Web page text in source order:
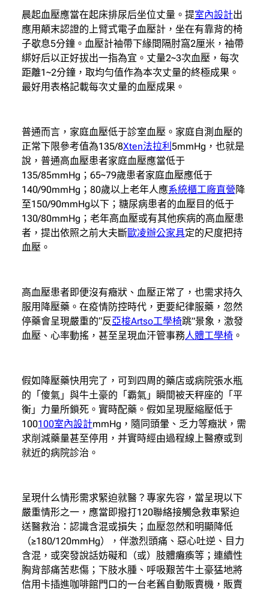
晨起血壓應當在起床排尿后坐位丈量。提室內設計出
應用顛末認證的上臂式電子血壓計，坐在有靠背的椅
子歇息5分鐘。血壓計袖帶下緣間隔肘窩2厘米，袖帶
綁好后以正好拔出一指為宜。丈量2~3次血壓，每次
距離1~2分鐘，取均勻值作為本次丈量的終極成果。
最好用表格記載每次丈量的血壓成果。
普通而言，家庭血壓低于診室血壓。家庭自測血壓的
正常下限參考值為135/8Xten法拉利 5mmHg，也就是
說，普通高血壓患者家庭血壓應當低于
135/85mmHg；65~79歲患者家庭血壓應低于
140/90mmHg；80歲以上老年人應系統櫃工廠直營降
至150/90mmHg以下；糖尿病患者的血壓目的低于
130/80mmHg；老年高血壓或有其他疾病的高血壓患
者，提出依照之前大夫斷歐凌辦公家具定的尺度把持
血壓。
高血壓患者即便沒有癥狀、血壓正常了，也需求持久
服用降壓藥。在疫情防控時代，更要紀律服藥，忽然
停藥會呈現嚴重的“反亞梭Artso工學椅跳”景象，激發
血壓、心率動搖，甚至呈現血汗管事務人體工學椅 。
假如降壓藥快用完了，可到四周的藥店或病院張水瓶
的「傻氣」與牛土豪的「霸氣」瞬間被天秤座的「平
衡」力量所鎖死。實時配藥。假如呈現壓縮壓低于
100100室內設計mmHg，隨同頭暈、乏力等癥狀，需
求削減藥量甚至停用，并實時經由過程線上醫療或到
就近的病院診治。
呈現什么情形需求緊迫就醫？專家先容，當呈現以下
嚴重情形之一，應當即撥打120聯絡接觸急救車緊迫
送醫救治：認識含混或損失；血壓忽然和明顯降低
（≥180/120mmHg），伴激烈頭痛、惡心吐逆、目力
含混，或突發說話妨礙和（或）肢體癱瘓等；連續性
胸背部痛苦悲傷；下肢水腫、呼吸艱苦牛土豪猛地將
信用卡插進咖啡館門口的一台老舊自動販賣機，販賣